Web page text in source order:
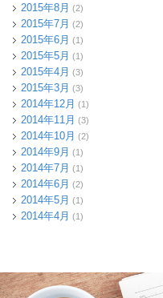
2015年8月 (2)
2015年7月 (2)
2015年6月 (1)
2015年5月 (1)
2015年4月 (3)
2015年3月 (3)
2014年12月 (1)
2014年11月 (3)
2014年10月 (2)
2014年9月 (1)
2014年7月 (1)
2014年6月 (2)
2014年5月 (1)
2014年4月 (1)